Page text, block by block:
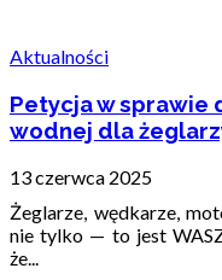
Aktualności
Petycja w
wodnej dla
13 czerwca 2025
Żeglarze, wędkarze,
nie tylko — to jest
że...